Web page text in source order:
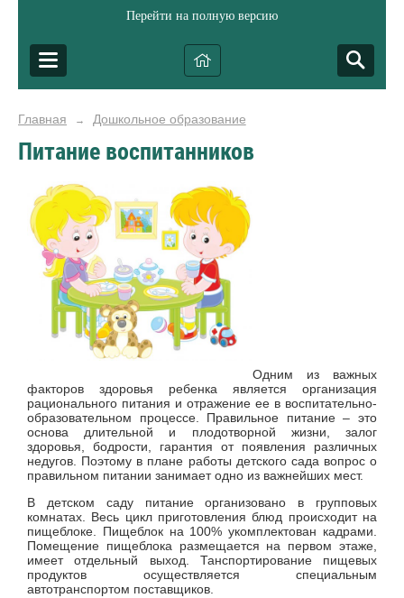
Перейти на полную версию
Главная → Дошкольное образование
Питание воспитанников
Одним из важных
факторов здоровья ребенка является организация
рационального питания и отражение ее в воспитательно-
образовательном процессе. Правильное питание – это
основа длительной и плодотворной жизни, залог
здоровья, бодрости, гарантия от появления различных
недугов. Поэтому в плане работы детского сада вопрос о
правильном питании занимает одно из важнейших мест.
В детском саду питание организовано в групповых
комнатах. Весь цикл приготовления блюд происходит на
пищеблоке. Пищеблок на 100% укомплектован кадрами.
Помещение пищеблока размещается на первом этаже,
имеет отдельный выход. Танспортирование пищевых
продуктов осуществляется специальным
автотранспортом поставщиков.